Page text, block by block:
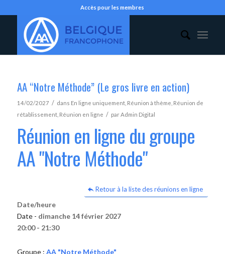
Accès pour les membres
AA “Notre Méthode” (Le gros livre en action)
14/02/2027 / dans En ligne uniquement, Réunion à thème Réunion de
rétablissement, Réunion en ligne / parAdmin Digital
Réunion en ligne du groupe
AA "Notre Méthode"
Retour à la liste des réunions en ligne
Date/heure
Date - dimanche 14 février 2027
20:00 - 21:30
Groupe : AA "Notre Méthode"